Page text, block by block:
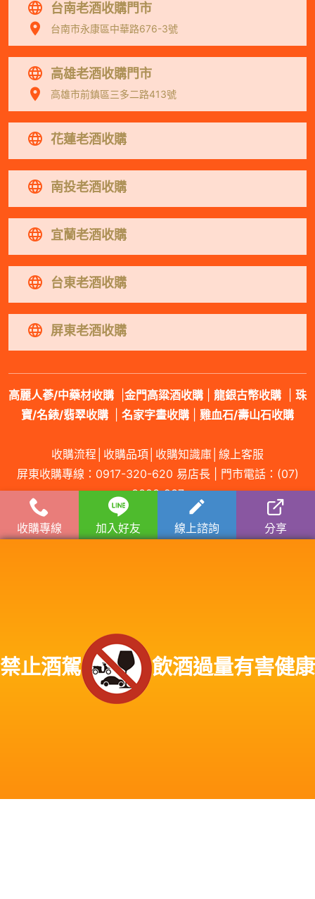
台南老酒收購門市
台南市永康區中華路676-3號
高雄老酒收購門市
高雄市前鎮區三多二路413號
花蓮老酒收購
南投老酒收購
宜蘭老酒收購
台東老酒收購
屏東老酒收購
高麗人蔘/中藥材收購 金門高粱酒收購 龍銀古幣收購
珠
寶/名錶/翡翠收購
名家字畫收購 雞血石/壽山石收購
收購流程 收購品項 收購知識庫 線上客服
屏東收購專線： 0917-320-620 易店長 | 門市電話： (07)
3383-237
服務範圍：屏東縣屏東市老酒收購、屏東縣三地門鄉老酒收購、屏東縣霧台鄉老
收購、屏東縣琉球鄉老酒收購、屏東縣佳冬鄉老酒收購、屏東新園鄉老酒收購、
屏東縣枋寮鄉老酒收購、屏東縣枋山鄉老酒收購、屏東縣春日鄉老酒收購、屏東
縣獅子鄉老酒收購、屏東縣車城鄉老酒收購、屏東縣牡丹鄉老酒收購、屏東縣恆
春鎮老酒收購、屏東縣滿洲鄉老酒收購
收購專線 加入好友 線上諮詢 分享
禁止酒駕 飲酒過量有害健康